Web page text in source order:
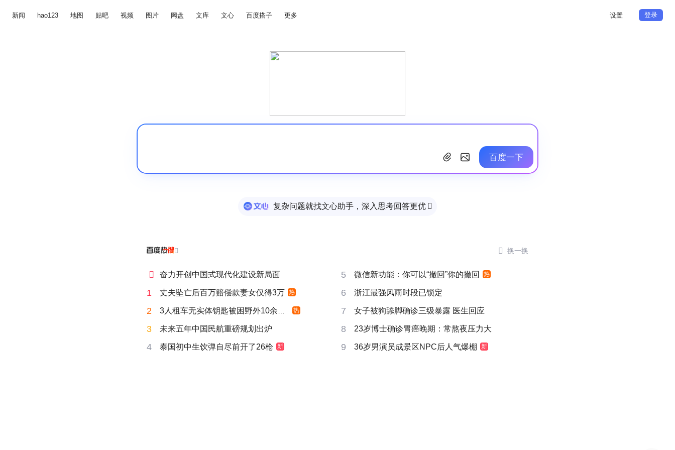
新闻 hao123 地图 贴吧 视频 图片 网盘 文库 文心 百度搭子 更多 设置 登录
百度一下
复杂问题就找文心助手，深入思考回答更优 
  换一换
 奋力开创中国式现代化建设新局面 5 微信新功能：你可以“撤回”你的撤回 热
1 丈夫坠亡后百万赔偿款妻女仅得3万 热 6 浙江最强风雨时段已锁定
2 3人租车无实体钥匙被困野外10余小时 热 7 女子被狗舔脚确诊三级暴露 医生回应
3 未来五年中国民航重磅规划出炉 8 23岁博士确诊胃癌晚期：常熬夜压力大
4 泰国初中生饮弹自尽前开了26枪 新 9 36岁男演员成景区NPC后人气爆棚 新